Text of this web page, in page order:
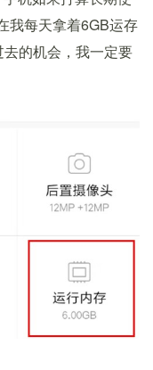
我每天拿着6GB运存
去的机会，我一定要